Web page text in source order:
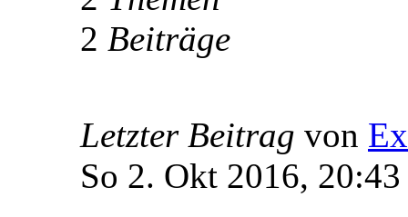
2 Beiträge
Letzter Beitrag von
So 2. Okt 2016, 20:43